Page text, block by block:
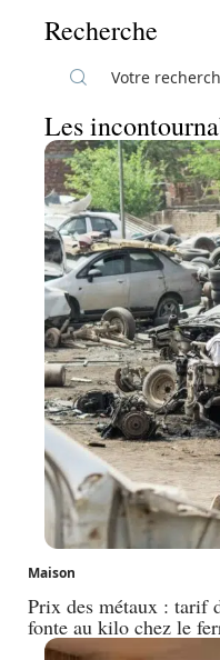
Recherche
Les
Maison
Prix des métaux : tarif
fonte au kilo chez le